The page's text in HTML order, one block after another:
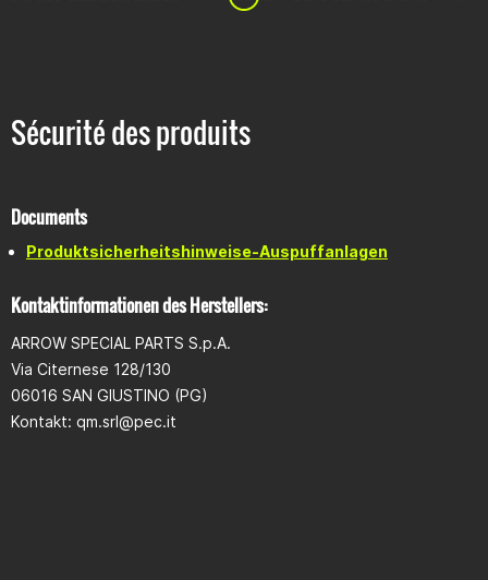
Collecteur de course
Sécurité des produits
Documents
Produktsicherheitshinweise-Auspuffanlagen
Kontaktinformationen des Herstellers:
ARROW SPECIAL PARTS S.p.A.
Via Citernese 128/130
06016 SAN GIUSTINO (PG)
Kontakt: qm.srl@pec.it